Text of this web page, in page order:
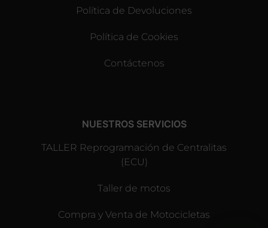
Política de Devoluciones
Política de Cookies
Contáctenos
NUESTROS SERVICIOS
TALLER Reprogramación de Centralitas
(ECU)
Taller de motos
Compra y Venta de Motocicletas